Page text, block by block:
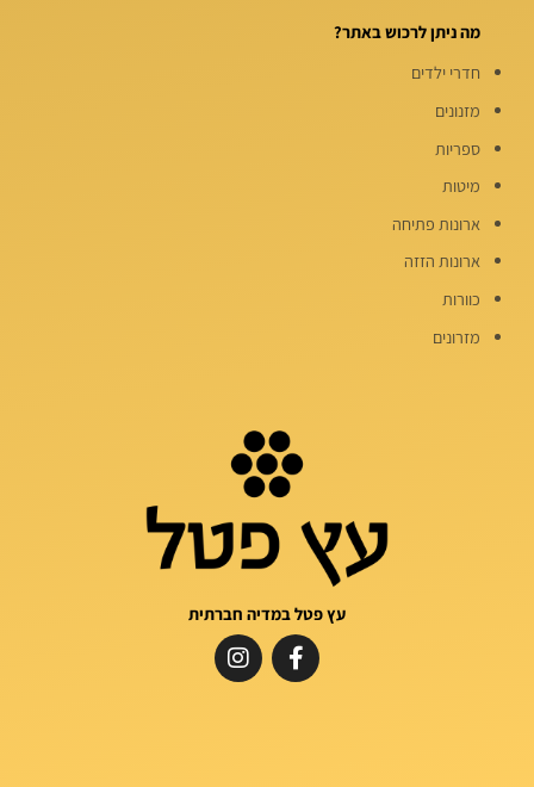
מה ניתן לרכוש באתר?
חדרי ילדים
מזנונים
ספריות
מיטות
ארונות פתיחה
ארונות הזזה
כוורות
מזרונים
עץ פטל במדיה חברתית